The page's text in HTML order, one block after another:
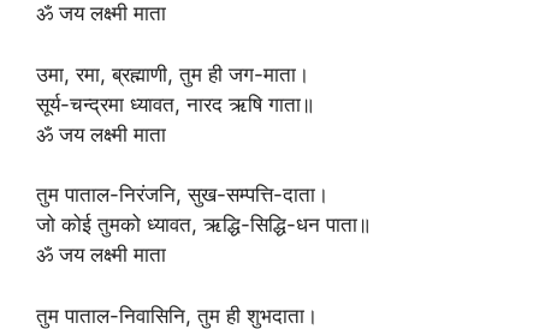
ॐ जय लक्ष्मी माता
उमा, रमा, ब्रह्माणी, तुम ही जग-माता।
सूर्य-चन्द्रमा ध्यावत, नारद ऋषि गाता॥
ॐ जय लक्ष्मी माता
तुम पाताल-निरंजनि, सुख-सम्पत्ति-दाता।
जो कोई तुमको ध्यावत, ऋद्धि-सिद्धि-धन पाता॥
ॐ जय लक्ष्मी माता
तुम पाताल-निवासिनि, तुम ही शुभदाता।